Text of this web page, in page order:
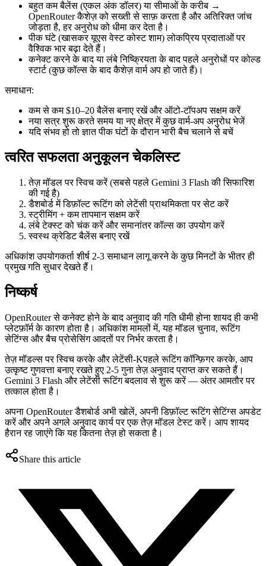
बहुत कम बैलेंस (एकल अंक डॉलर) या सीमाओं के करीब →
OpenRouter कैशेज़ को सख्ती से साफ़ करता है और अतिरिक्त जांच
जोड़ता है, हर अनुरोध को धीमा कर देता है।
पीक घंटे (खासकर यूएस वेस्ट कोस्ट शाम) लोकप्रिय प्रदाताओं पर
वैश्विक भार बढ़ा देते हैं।
कनेक्ट करने के बाद या लंबे निष्क्रियता के बाद पहले अनुरोधों पर कोल्ड
स्टार्ट (कुछ कॉल्स के बाद कैशेज़ वार्म अप हो जाते हैं)।
समाधान:
कम से कम $10–20 बैलेंस बनाए रखें और ऑटो-टॉपअप सक्षम करें
नया सत्र शुरू करते समय या नए क्षेत्र में कुछ वार्म-अप अनुरोध भेजें
यदि संभव हो तो ज्ञात पीक घंटों के दौरान भारी बैच चलाने से बचें
त्वरित सफलता अनुकूलन चेकलिस्ट
तेज़ मॉडल पर स्विच करें (सबसे पहले Gemini 3 Flash की सिफारिश
की गई है)
डैशबोर्ड में डिफ़ॉल्ट रूटिंग को लेटेंसी प्राथमिकता पर सेट करें
स्ट्रीमिंग + कम तापमान सक्षम करें
लंबे टेक्स्ट को चंक करें और समानांतर कॉल्स का उपयोग करें
स्वस्थ क्रेडिट बैलेंस बनाए रखें
अधिकांश उपयोगकर्ता शीर्ष 2-3 समाधान लागू करने के कुछ मिनटों के भीतर ही
प्रमुख गति सुधार देखते हैं।
निष्कर्ष
OpenRouter से कनेक्ट होने के बाद अनुवाद की गति धीमी होना शायद ही कभी
प्लेटफ़ॉर्म के कारण होता है। अधिकांश मामलों में, यह मॉडल चुनाव, रूटिंग
सेटिंग्स और बैच प्रोसेसिंग आदतों पर निर्भर करता है।
तेज़ मॉडल्स पर स्विच करके और लेटेंसी-Kपहले रूटिंग कॉन्फ़िगर करके, आप
उत्कृष्ट गुणवत्ता बनाए रखते हुए 2-5 गुना तेज़ अनुवाद प्राप्त कर सकते हैं।
Gemini 3 Flash और लेटेंसी रूटिंग बदलाव से शुरू करें — अंतर आमतौर पर
तत्काल होता है।
अपना OpenRouter डैशबोर्ड अभी खोलें, अपनी डिफ़ॉल्ट रूटिंग सेटिंग्स अपडेट
करें और अपने अगले अनुवाद कार्य पर एक तेज़ मॉडल टेस्ट करें। आप शायद
हैरान रह जाएंगे कि यह कितना तेज़ हो सकता है।
Share this article